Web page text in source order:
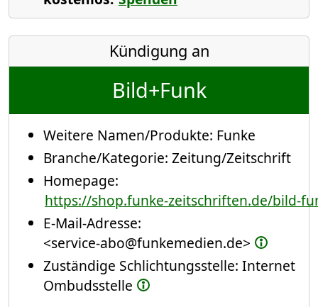
Kündigung an
Bild+Funk
Weitere Namen/Produkte: Funke
Branche/Kategorie: Zeitung/Zeitschrift
Homepage:
https://shop.funke-zeitschriften.de/bild-
E-Mail-Adresse:
<service-abo@funkemedien.de>
Zuständige Schlichtungsstelle: Internet
Ombudsstelle